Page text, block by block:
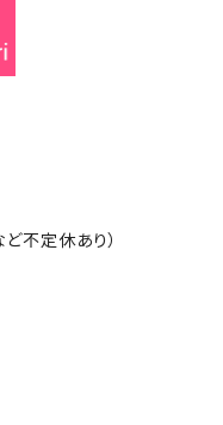
不定休あり）